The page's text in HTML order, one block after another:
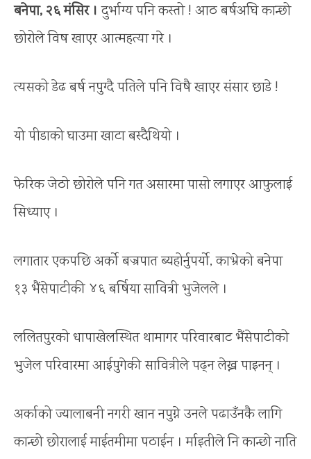
बनेपा, २६ मंसिर । दुर्भाग्य पनि कस्तो ! आठ बर्षअघि कान्छो
छोरोले विष खाएर आत्महत्या गरे ।
त्यसको डेढ बर्ष नपुग्दै पतिले पनि विषै खाएर संसार छाडे !
यो पीडाको घाउमा खाटा बस्दैथियो ।
फेरिक जेठो छोरोले पनि गत असारमा पासो लगाएर आफुलाई
सिध्याए ।
लगातार एकपछि अर्को बज्रपात ब्यहोर्नुपर्यो, काभ्रेको बनेपा
१३ भैंसेपाटीकी ४६ बर्षिया सावित्री भुजेलले ।
ललितपुरको धापाखेलस्थित थामागर परिवारबाट भैंसेपाटीको
भुजेल परिवारमा आईपुगेकी सावित्रीले पढ्न लेख्न पाइनन् ।
अर्काको ज्यालाबनी नगरी खान नपुग्ने उनले पढाउँनकै लागि
कान्छो छोरालाई माईतमीमा पठाईन । र्माइतीले नि कान्छो नाति